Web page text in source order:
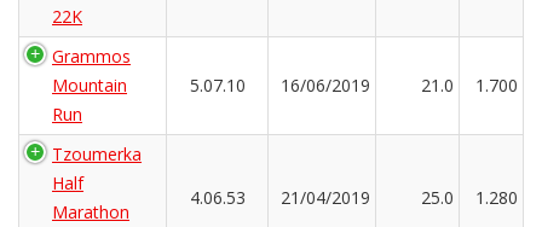
22K
Grammos
Mountain
Run
5.07.10 16/06/2019 21.0 1.700
Tzoumerka
Half
Marathon
4.06.53 21/04/2019 25.0 1.280